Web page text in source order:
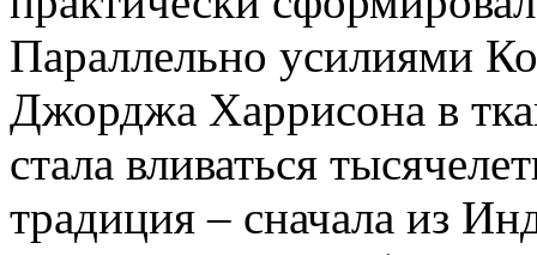
Параллельно усилиями
Джорджа Харрисона в
стала вливаться
традиция – сначала из